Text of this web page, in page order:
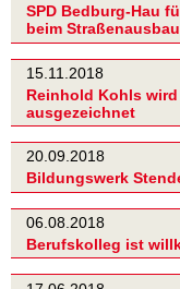
SPD Bedburg-Hau
beim Straßenausbau
15.11.2018
Reinhold Kohls
ausgezeichnet
20.09.2018
Bildungswerk
06.08.2018
Berufskolleg ist